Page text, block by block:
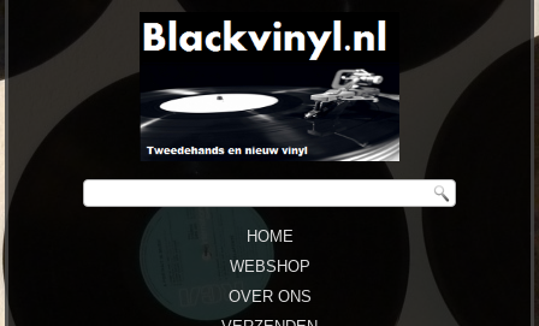
HOME
WEBSHOP
OVER ONS